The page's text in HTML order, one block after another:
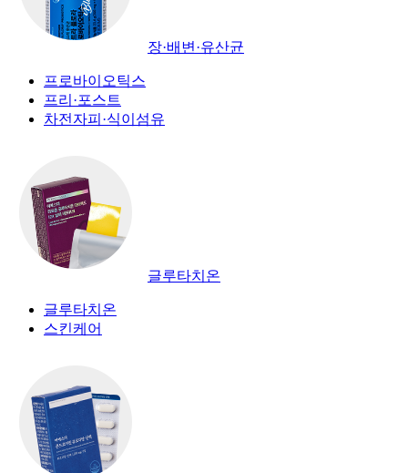
장·배변·유산균
프로바이오틱스
프리·포스트
차전자피·식이섬유
글루타치온
글루타치온
스킨케어